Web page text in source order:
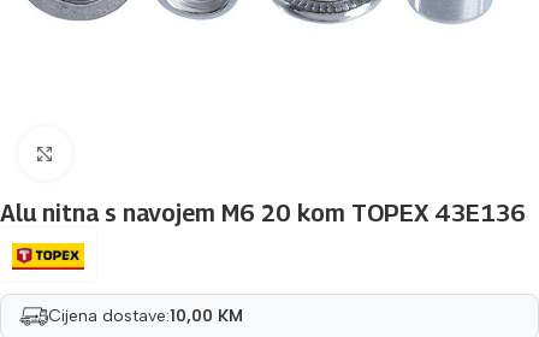
Alu nitna s navojem M6 20 kom TOPEX 43E136
Cijena dostave:10,00 KM